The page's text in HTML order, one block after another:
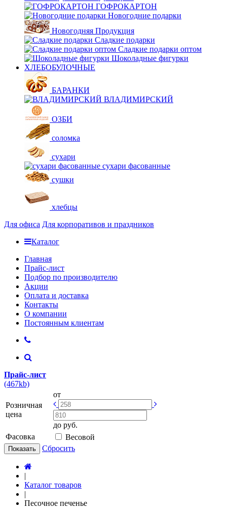
ГОФРОКАРТОН
Новогодние подарки
Новогодняя Продукция
Сладкие подарки
Сладкие подарки оптом
Шоколадные фигурки
ХЛЕБОБУЛОЧНЫЕ
БАРАНКИ
ВЛАДИМИРСКИЙ
ОЗБИ
соломка
сухари
сухари фасованные
сушки
хлебцы
Для офиса Для корпоративов и праздников
Каталог
Главная
Прайс-лист
Подбор по производителю
Акции
Оплата и доставка
Контакты
О компании
Постоянным клиентам
Прайс-лист
(467kb)
Розничная
цена
от
до руб.
Фасовка
Весовой
Показать Сбросить
|
Каталог товаров
|
Песочное печенье